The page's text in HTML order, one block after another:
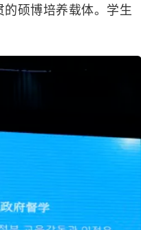
硕博培养载体。学生